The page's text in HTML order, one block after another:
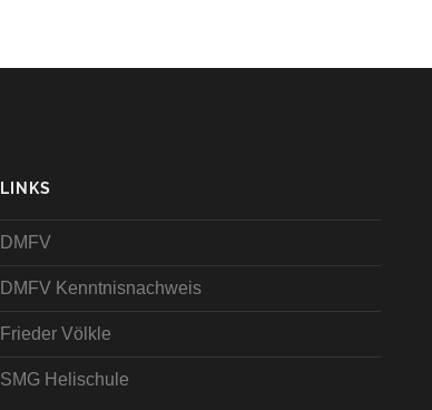
LINKS
DMFV
DMFV Kenntnisnachweis
Frieder Völkle
SMG Helischule